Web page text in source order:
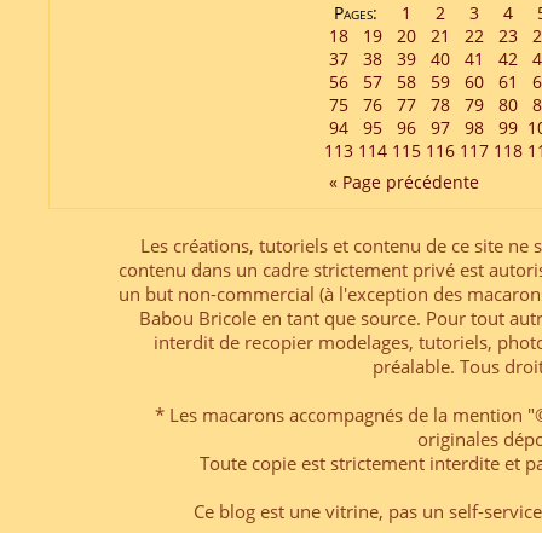
Pages: 1 2 3 4
18
19 20 21 22 23
37
38 39 40 41 42
56
57 58 59 60 61
75
76 77 78 79 80
94
95 96 97 98 99
113 114 115 116 117 118
« Page précédente
Les créations, tutoriels et contenu de ce site
contenu dans un cadre strictement privé est
un but non-commercial (à l'exception des
Babou Bricole en tant que source. Pour tout
interdit de recopier modelages, tutoriels,
préalable. Tous
* Les macarons accompagnés de la mention
originales
Toute copie est strictement interdite et
Ce blog est une vitrine, pas un self-